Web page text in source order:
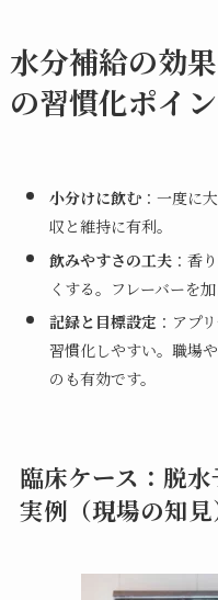
水分補給の効
の習慣化ポイ
小分けに飲む：一度に
収と維持に有利。
飲みやすさの工夫：香
くする。フレーバーを
記録と目標設定 ：アプ
習慣化しやすい。職場
のも有効です。
臨床ケース：脱
実例（現場の知見